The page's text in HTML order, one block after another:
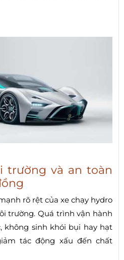
trường và an toàn
rõ rệt của xe chạy hydro
trường. Quá trình vận hành
không sinh khói bụi hay hạt
tác động xấu đến chất